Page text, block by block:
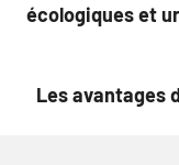
l’article
écologiques et
Les avantages